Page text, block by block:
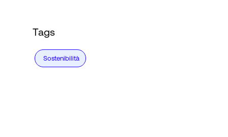
Tags
Sostenibilità